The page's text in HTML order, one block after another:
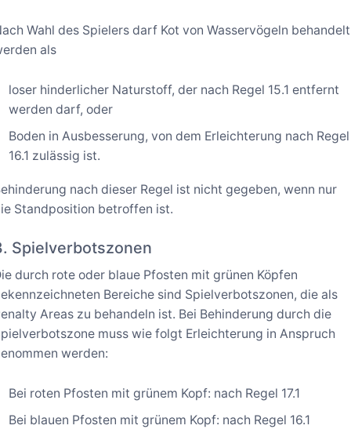
Wahl des Spielers darf Kot von Wasservögeln behandelt
als
loser hinderlicher Naturstoff, der nach Regel 15.1 entfernt
werden darf, oder
Boden in Ausbesserung, von dem Erleichterung nach Regel
16.1 zulässig ist.
nach dieser Regel ist nicht gegeben, wenn nur
Standposition betroffen ist.
Spielverbotszonen
durch rote oder blaue Pfosten mit grünen Köpfen
Bereiche sind Spielverbotszonen, die als
Areas zu behandeln ist. Bei Behinderung durch die
muss wie folgt Erleichterung in Anspruch
werden:
Bei roten Pfosten mit grünem Kopf: nach Regel 17.1
Bei blauen Pfosten mit grünem Kopf: nach Regel 16.1